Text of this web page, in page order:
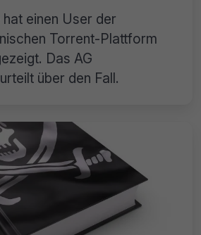
hat einen User der
Torrent-Plattform
Das AG
über den Fall.